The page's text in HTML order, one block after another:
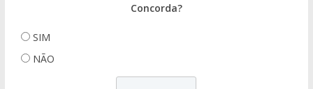
Concorda?
SIM
NÃO